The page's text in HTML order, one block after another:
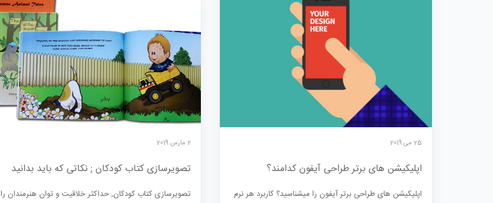
25 می 2019
اپلیکیشن های برتر طراحی آیفون کدامند؟
اپلیکیشن های طراحی برتر آیفون را میشناسید؟ کاربرد هر نرم
2 مارس 2019
تصویرسازی کتاب کودکان ; نکاتی که باید بدانید
تصویرسازی کتاب کودکان, حداکثر خلاقیت و توان هنرمندان را